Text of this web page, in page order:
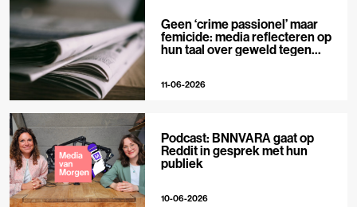
Geen ‘crime passionel’ maar
femicide: media reflecteren op
hun taal over geweld tegen
11-06-2026
Podcast: BNNVARA gaat op
Reddit in gesprek met hun
publiek
10-06-2026